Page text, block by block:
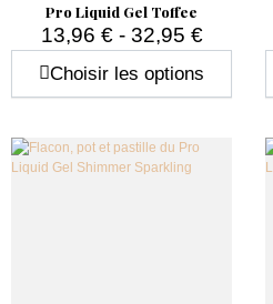
Pro Liquid Gel Toffee
13,96 € - 32,95 €
Choisir les options